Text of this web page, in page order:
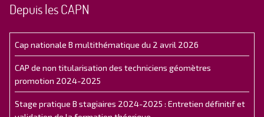
Depuis les CAPN
Cap nationale B multithématique du 2 avril 2026
CAP de non titularisation des techniciens géomètres
promotion 2024-2025
Stage pratique B stagiaires 2024-2025 : Entretien définitif et